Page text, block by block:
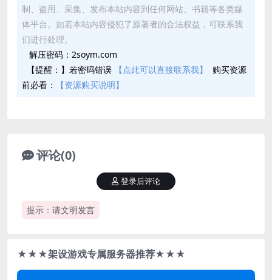
制、盗用、采集、发布本站内容到任何网站、书籍等各类媒
体平台。如若本站内容侵犯了原著者的合法权益，可联系我
们进行处理。
解压密码：2soym.com
【提醒：】若密码错误
【点此可以直接联系我】
购买资源
前必看：
【资源购买说明】
评论(0)
提示：请文明发言
登录后评论
★★★架设游戏专属服务器推荐★★★